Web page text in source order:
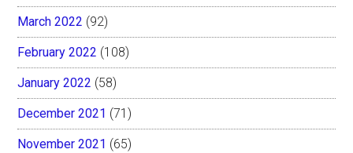
March 2022 (92)
February 2022 (108)
January 2022 (58)
December 2021 (71)
November 2021 (65)